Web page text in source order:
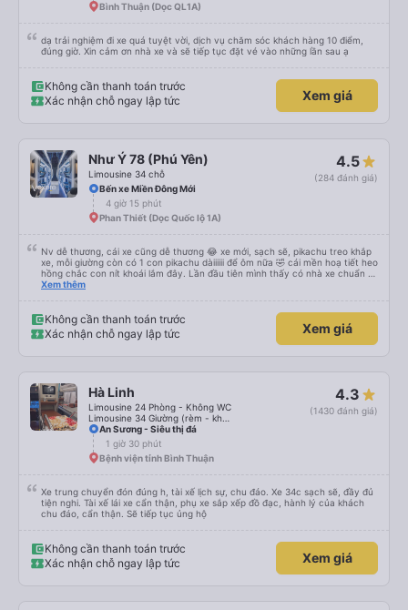
Bình Thuận (Dọc QL1A)
dạ trải nghiệm đi xe quá tuyệt vời, dịch vụ chăm sóc khách hàng 10 điểm,
đúng giờ. Xin cảm ơn nhà xe và sẽ tiếp tục đặt vé vào những lần sau ạ
Không cần thanh toán trước
Xác nhận chỗ ngay lập tức
Xem giá
Như Ý 78 (Phú Yên)
Limousine 34 chỗ
4.5
(284 đánh giá)
Bến xe Miền Đông Mới
4 giờ 15 phút
Phan Thiết (Dọc Quốc lộ 1A)
Nv dễ thương, cái xe cũng dễ thương 😂 xe mới, sạch sẽ, pikachu treo khắp
xe, mỗi giường còn có 1 con pikachu dàiiiiii để ôm nữa 🤣 cái mền hoạ tiết heo
hồng chắc con nít khoái lắm đây. Lần đầu tiên mình thấy có nhà xe chuẩn bị
cả bàn chải đánh răng. Có 2 ông bà cụ lên xe còn được nv dẫn tới tận nơi để
Xem thêm
Không cần thanh toán trước
Xác nhận chỗ ngay lập tức
Xem giá
Hà Linh
Limousine 24 Phòng - Không WC
4.3
(1430 đánh giá)
An Sương - Siêu thị đá
1 giờ 30 phút
Bệnh viện tỉnh Bình Thuận
Xe trung chuyển đón đúng h, tài xế lịch sự, chu đáo. Xe 34c sạch sẽ, đầy đủ
tiện nghi. Tài xế lái xe cẩn thận, phụ xe sắp xếp đồ đạc, hành lý của khách
chu đáo, cẩn thận. Sẽ tiếp tục ủng hộ
Không cần thanh toán trước
Xác nhận chỗ ngay lập tức
Xem giá